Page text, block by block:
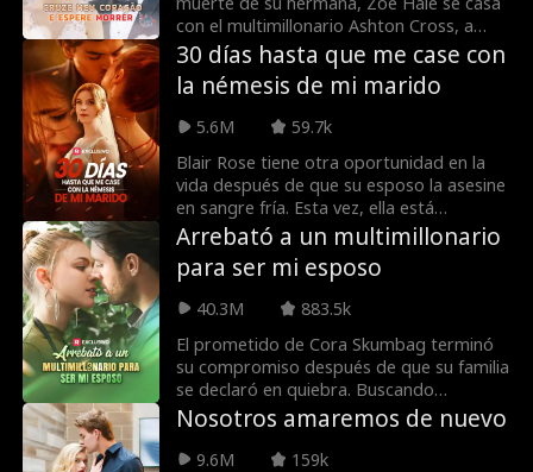
con el multimillonario Ashton Cross, a
quien sospecha que es la asesina. Sin
embargo, a medida que lo conoce mejor,
descubre la verdad más retorcida y el
amor más poderoso de lo que podría
haber imaginado.
30 días hasta que me case con
la némesis de mi marido
5.6M
59.7k
Blair Rose tiene otra oportunidad en la
vida después de que su esposo la asesine
en sangre fría. Esta vez, ella está
dispuesta a enseñarle una lección. Lo
único que se perdió en su planificación
meticulosa es enamorarse de Nathan
Forbes, el alto y guapo heredero de
playboy de la familia Forbes. ¿Es este
otro error o su segunda oportunidad de
amor?
Arrebató a un multimillonario
para ser mi esposo
40.3M
883.5k
El prometido de Cora Skumbag terminó
su compromiso después de que su familia
se declaró en quiebra. Buscando
consuelo, ella fue a un bar y se acostó
también resulta ser el tío del cabro!
Nosotros amaremos de nuevo
9.6M
159k